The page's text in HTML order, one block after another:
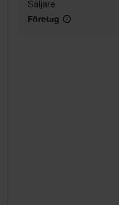
Säljare
Företag